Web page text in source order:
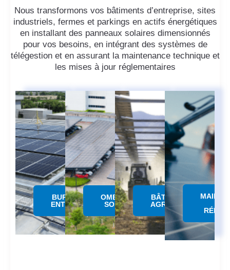
Nous transformons vos bâtiments d’entreprise, sites
industriels, fermes et parkings en actifs énergétiques
en installant des panneaux solaires dimensionnés
pour vos besoins, en intégrant des systèmes de
télégestion et en assurant la maintenance technique et
les mises à jour réglementaires
BUREAUX &
ENTREPÔTS
OMBRIERE
SOLAIRE
BÂTIMENTS
AGRICOLES